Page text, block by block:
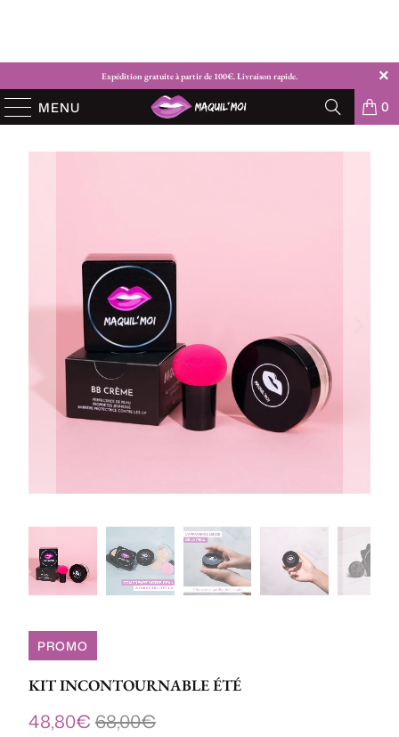
Expédition gratuite à partir de 100€. Livraison rapide.
MENU 0
PROMO
KIT INCONTOURNABLE ÉTÉ
48,80€ 68,00€